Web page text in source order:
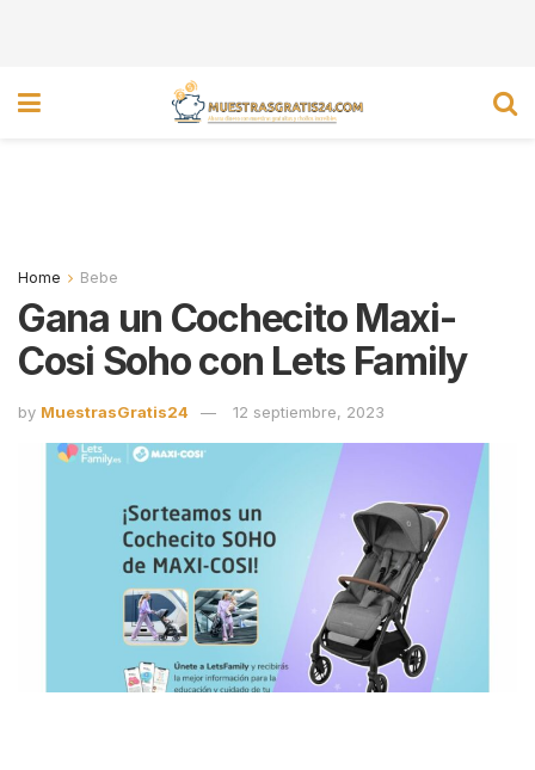
Home Bebe
Gana un Cochecito Maxi-
Cosi Soho con Lets Family
by MuestrasGratis24 12 septiembre, 2023